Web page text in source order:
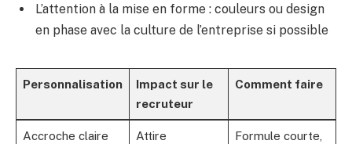
L’attention à la mise en forme : couleurs ou design
en phase avec la culture de l’entreprise si possible
Personnalisation
Impact sur le
recruteur
Comment faire
Accroche claire
Attire
Formule courte,